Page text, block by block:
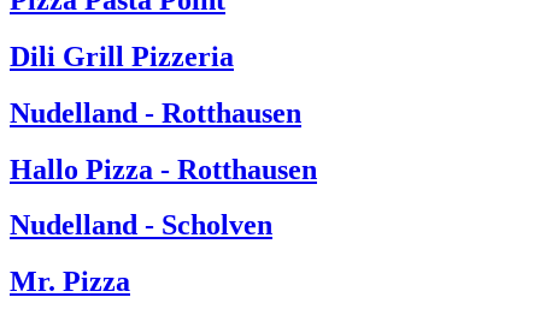
Dili Grill Pizzeria
Nudelland - Rotthausen
Hallo Pizza - Rotthausen
Nudelland - Scholven
Mr. Pizza